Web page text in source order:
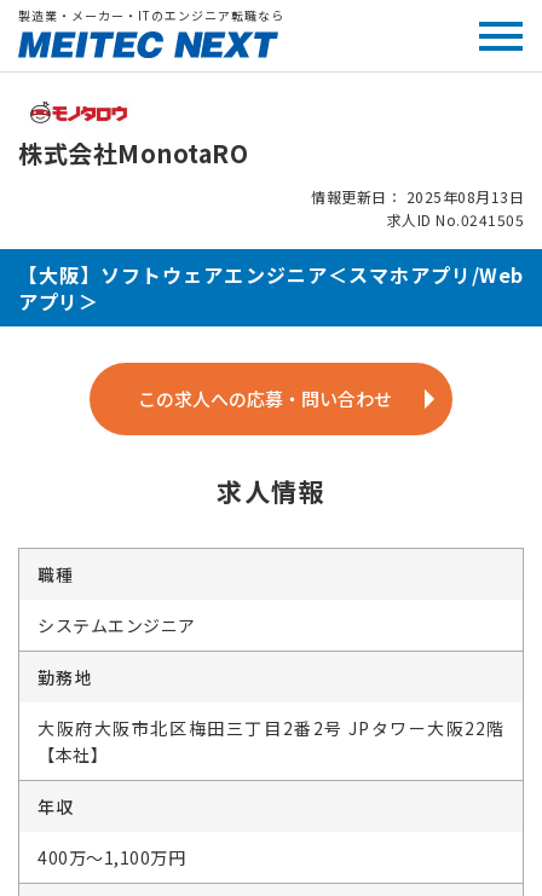
製造業・メーカー・ITのエンジニア転職なら
株式会社MonotaRO
情報更新日： 2025年08月13日
求人ID No.0241505
【大阪】ソフトウェアエンジニア＜スマホアプリ/Web
アプリ＞
この求人への応募・問い合わせ
求人情報
職種
システムエンジニア
勤務地
大阪府大阪市北区梅田三丁目2番2号 JPタワー大阪22階
【本社】
年収
400万～1,100万円